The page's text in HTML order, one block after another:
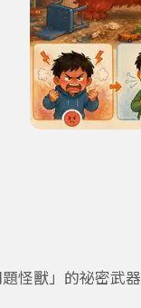
怪獸」的祕密武